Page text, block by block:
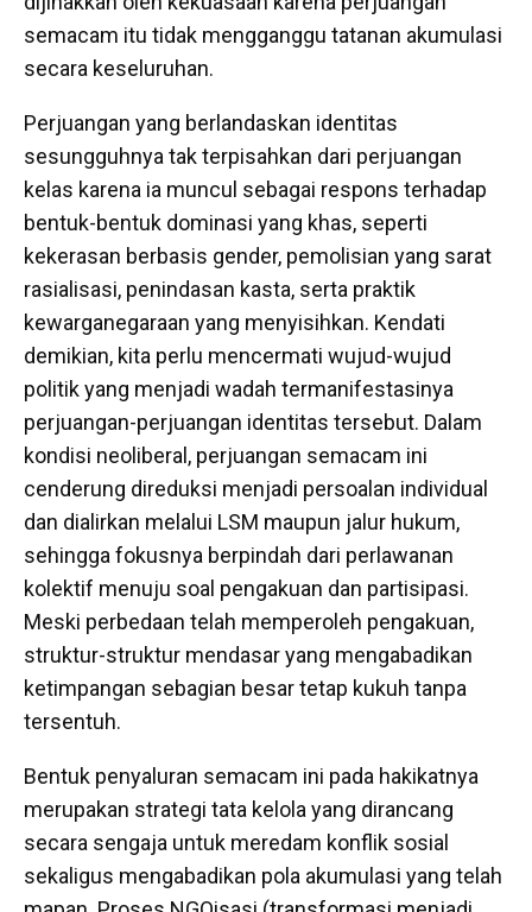
semacam itu tidak mengganggu tatanan akumulasi
secara keseluruhan.
Perjuangan yang berlandaskan identitas
sesungguhnya tak terpisahkan dari perjuangan
kelas karena ia muncul sebagai respons terhadap
bentuk-bentuk dominasi yang khas, seperti
kekerasan berbasis gender, pemolisian yang sarat
rasialisasi, penindasan kasta, serta praktik
kewarganegaraan yang menyisihkan. Kendati
demikian, kita perlu mencermati wujud-wujud
politik yang menjadi wadah termanifestasinya
perjuangan-perjuangan identitas tersebut. Dalam
kondisi neoliberal, perjuangan semacam ini
cenderung direduksi menjadi persoalan individual
dan dialirkan melalui LSM maupun jalur hukum,
sehingga fokusnya berpindah dari perlawanan
kolektif menuju soal pengakuan dan partisipasi.
Meski perbedaan telah memperoleh pengakuan,
struktur-struktur mendasar yang mengabadikan
ketimpangan sebagian besar tetap kukuh tanpa
tersentuh.
Bentuk penyaluran semacam ini pada hakikatnya
merupakan strategi tata kelola yang dirancang
secara sengaja untuk meredam konflik sosial
sekaligus mengabadikan pola akumulasi yang telah